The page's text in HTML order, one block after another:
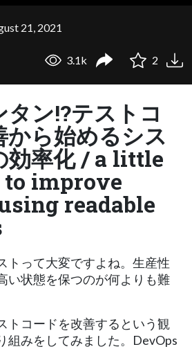
21, 2021
3.1k 2
ン!?テストコ
から始めるシス
効率化 / a little
improve
readable
トって大変ですよね。生産性
い状態を保つのが何よりも難
トコードを改善するという観
組みをしてみました。DevOps